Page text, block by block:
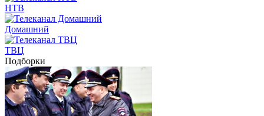
НТВ
Домашний
ТВЦ
Подборки